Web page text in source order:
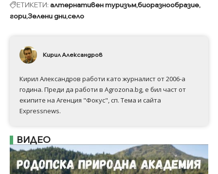
ЕТИКЕТИ: алтернативен туризъмбиоразнообразие
гориЗелени днисело
Кирил Александров
Кирил Александров работи като журналист от 2006-а
година. Преди да работи в Agrozona.bg, е бил част от
екипите на Агенция "Фокус", сп. Тема и сайта
Expressnews.
ВИДЕО